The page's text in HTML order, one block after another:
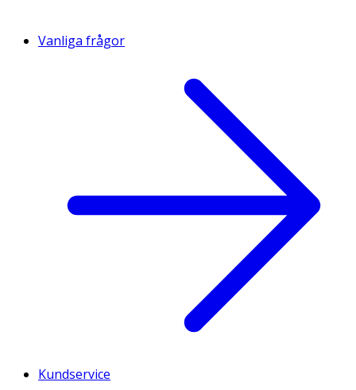
Vanliga frågor
Kundservice